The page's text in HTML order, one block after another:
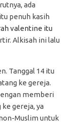
ada
penuh kasih
valentine itu
Alkisah ini lalu
Tanggal 14 itu
ke gereja.
memberi
gereja, ya
Muslim untuk